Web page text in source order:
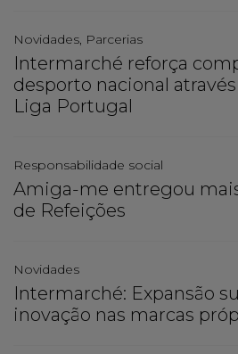
Novidades, Parcerias
Intermarché reforça
desporto nacional
Liga Portugal
Responsabilidade social
Amiga-me entregou
de Refeições
Novidades
Intermarché: Expansão
inovação nas marcas